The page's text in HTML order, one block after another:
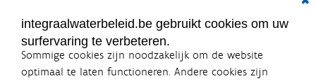
LOGIN VEREIST
integraalwaterbeleid.be gebruikt cookies om uw
surfervaring te verbeteren.
Sommige cookies zijn noodzakelijk om de website
optimaal te laten functioneren. Andere cookies zijn